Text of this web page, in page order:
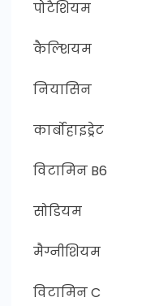
पोटैशियम
कैल्शियम
नियासिन
कार्बोहाइड्रेट
विटामिन B6
सोडियम
मैग्नीशियम
विटामिन C